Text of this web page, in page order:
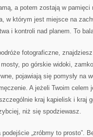
a potem zostają w pamięci
w którym jest miejsce na
i kontroli nad planem. To
fotograficzne,
po górskie widoki,
pojawiają się pomysły na
A jeżeli Twoim
kraj kąpielisk i kraj
niż się spodziewasz.
podejście „zróbmy to prosto”.